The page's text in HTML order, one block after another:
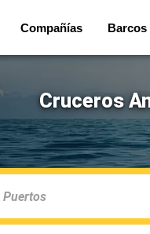
Compañías Barcos
Cruceros